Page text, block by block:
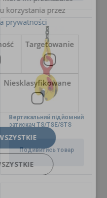
Вертикальний підйомний
затискач TS/TSE/STS
Подивитись товар
korzystania przez
prywatności
Targetowanie
Niesklasyfikowane